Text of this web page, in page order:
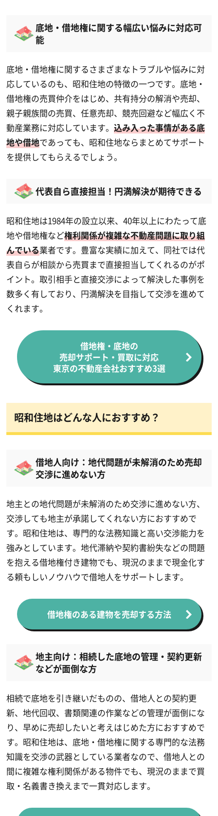
底地・借地権に関する幅広い悩みに対応可
能
底地・借地権に関するさまざまなトラブルや悩みに対
応しているのも、昭和住地の特徴の一つです。底地・
借地権の売買仲介をはじめ、共有持分の解消や売却、
親子親族間の売買、任意売却、競売回避など幅広く不
動産業務に対応しています。込み入った事情がある底
地や借地であっても、昭和住地ならまとめてサポート
を提供してもらえるでしょう。
代表自ら直接担当！円満解決が期待できる
昭和住地は1984年の設立以来、40年以上にわたって底
地や借地権など権利関係が複雑な不動産問題に取り組
んでいる業者です。豊富な実績に加えて、同社では代
表自らが相談から売買まで直接担当してくれるのがポ
イント。取引相手と直接交渉によって解決した事例を
数多く有しており、円満解決を目指して交渉を進めて
くれます。
借地権・底地の
売却サポート・買取に対応
東京の不動産会社おすすめ3選
昭和住地はどんな人におすすめ？
借地人向け：地代問題が未解消のため売却
交渉に進めない方
地主との地代問題が未解消のため交渉に進めない方、
交渉しても地主が承諾してくれない方におすすめで
す。昭和住地は、専門的な法務知識と高い交渉能力を
強みとしています。地代滞納や契約書紛失などの問題
を抱える借地権付き建物でも、現況のままで現金化す
る頼もしいノウハウで借地人をサポートします。
借地権のある建物を売却する方法
地主向け：相続した底地の管理・契約更新
などが面倒な方
相続で底地を引き継いだものの、借地人との契約更
新、地代回収、書類関連の作業などの管理が面倒にな
り、早めに売却したいと考えはじめた方におすすめで
す。昭和住地は、底地・借地権に関する専門的な法務
知識を交渉の武器としている業者なので、借地人との
間に複雑な権利関係がある物件でも、現況のままで買
取・名義書き換えまで一貫対応します。